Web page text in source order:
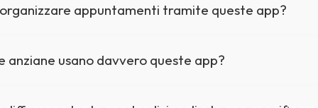
appuntamenti tramite queste app?
anziane usano davvero queste app?